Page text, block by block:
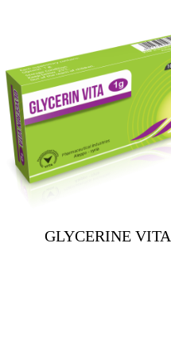
GLYCERINE VITA